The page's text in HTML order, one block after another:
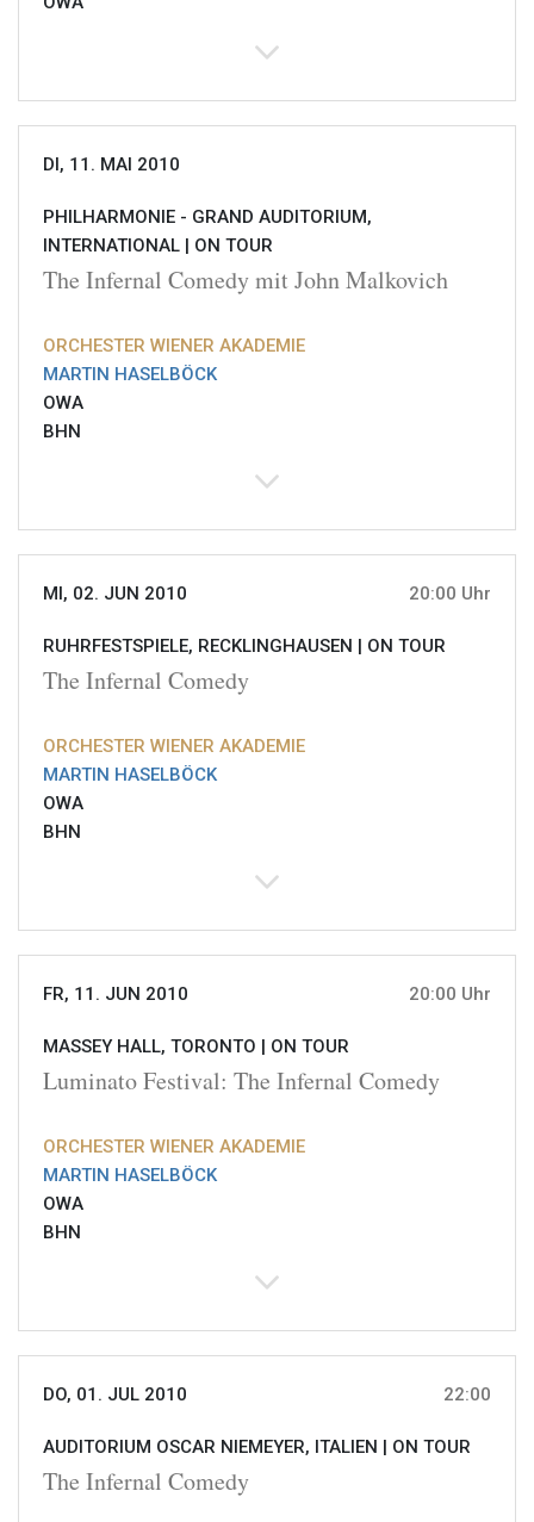
DI, 11. MAI 2010
PHILHARMONIE - GRAND AUDITORIUM,
INTERNATIONAL | ON TOUR
The Infernal Comedy mit John Malkovich
ORCHESTER WIENER AKADEMIE
MARTIN HASELBÖCK
OWA
BHN
MI, 02. JUN 2010 20:00 Uhr
RUHRFESTSPIELE, RECKLINGHAUSEN | ON TOUR
The Infernal Comedy
ORCHESTER WIENER AKADEMIE
MARTIN HASELBÖCK
OWA
BHN
FR, 11. JUN 2010 20:00 Uhr
MASSEY HALL, TORONTO | ON TOUR
Luminato Festival: The Infernal Comedy
ORCHESTER WIENER AKADEMIE
MARTIN HASELBÖCK
OWA
BHN
DO, 01. JUL 2010 22:00
AUDITORIUM OSCAR NIEMEYER, ITALIEN | ON TOUR
The Infernal Comedy